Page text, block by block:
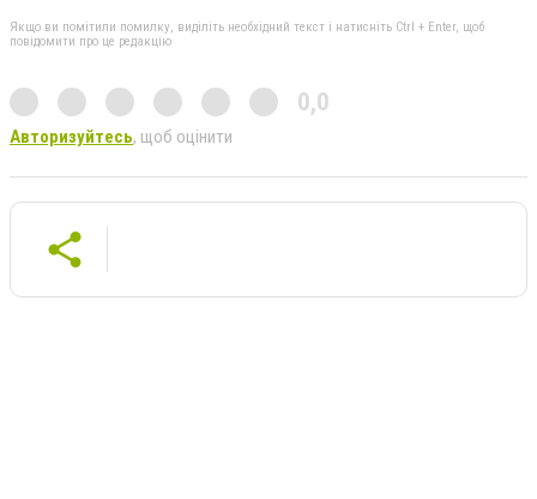
Якщо ви помітили помилку, виділіть необхідний текст і натисніть Ctrl + Enter, щоб
повідомити про це редакцію
0,0
Авторизуйтесь, щоб оцінити